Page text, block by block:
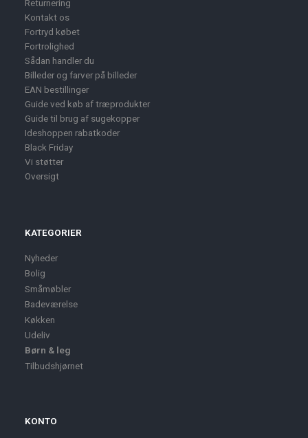
Returnering
Kontakt os
Fortryd købet
Fortrolighed
Sådan handler du
Billeder og farver på billeder
EAN bestillinger
Guide ved køb af træprodukter
Guide til brug af sugekopper
Ideshoppen rabatkoder
Black Friday
Vi støtter
Oversigt
KATEGORIER
Nyheder
Bolig
Småmøbler
Badeværelse
Køkken
Udeliv
Børn & leg
Tilbudshjørnet
KONTO